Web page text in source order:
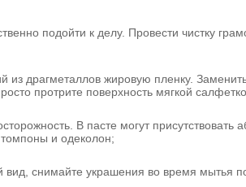
подойти к делу. Провести чистку
драгметаллов жировую пленку.
протрите поверхность мягкой
В пасте могут присутствовать
и одеколон;
вид, снимайте украшения во время мытья